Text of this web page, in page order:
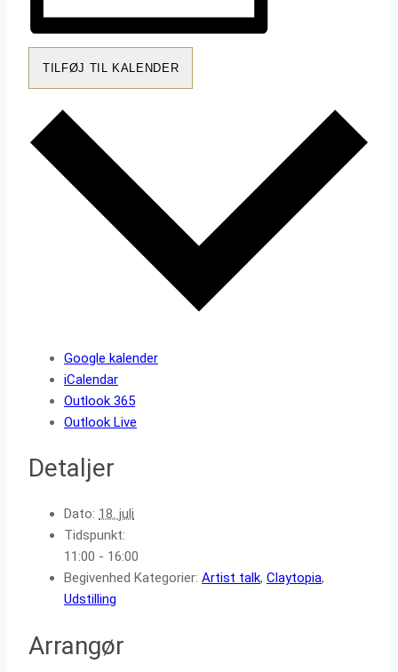
TILFØJ TIL KALENDER
Google kalender
iCalendar
Outlook 365
Outlook Live
Detaljer
Dato: 18. juli
Tidspunkt:
11:00 - 16:00
Begivenhed Kategorier: Artist talk, Claytopia,
Udstilling
Arrangør